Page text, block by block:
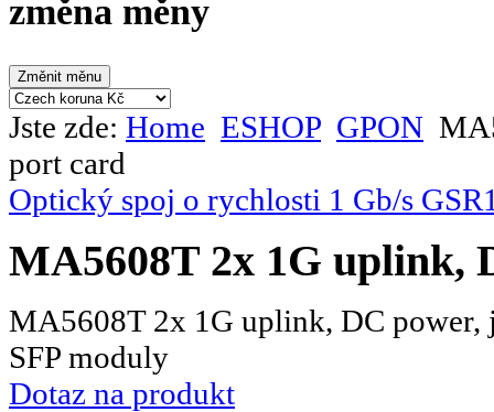
změna měny
Jste zde: Home ESHOP GPON
port card
Optický spoj o rychlosti 1 Gb/s
MA5608T 2x 1G uplink,
MA5608T 2x 1G uplink, DC power,
SFP moduly
Dotaz na produkt